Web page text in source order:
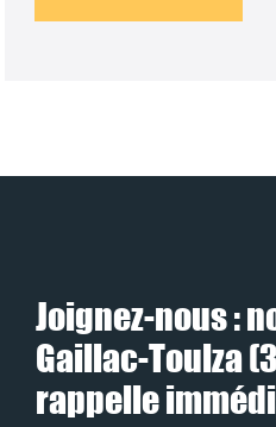
Joignez-nous :
Gaillac-Toulza
rappelle